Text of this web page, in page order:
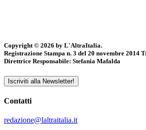
Copyright © 2026 by L'AltraItalia.
Registrazione Stampa n. 3 del 20 novembre 2014
Direttrice Responsabile: Stefania Mafalda
Iscriviti alla Newsletter!
Contatti
redazione@laltraitalia.it